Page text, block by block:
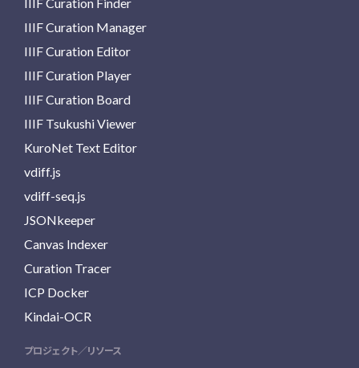
IIIF Curation Manager
IIIF Curation Editor
IIIF Curation Player
IIIF Curation Board
IIIF Tsukushi Viewer
KuroNet Text Editor
vdiff.js
vdiff-seq.js
JSONkeeper
Canvas Indexer
Curation Tracer
ICP Docker
Kindai-OCR
プロジェクト／リソース